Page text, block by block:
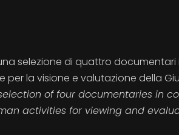
selezione di quattro
la visione e valutazione della
of four documentaries in
activities for viewing and